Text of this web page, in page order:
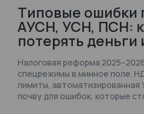
Типовые ошибки
АУСН, УСН, ПСН:
потерять деньги
Налоговая реформа
спецрежимы в минное поле.
лимиты, автоматизированная
почву для ошибок, которые